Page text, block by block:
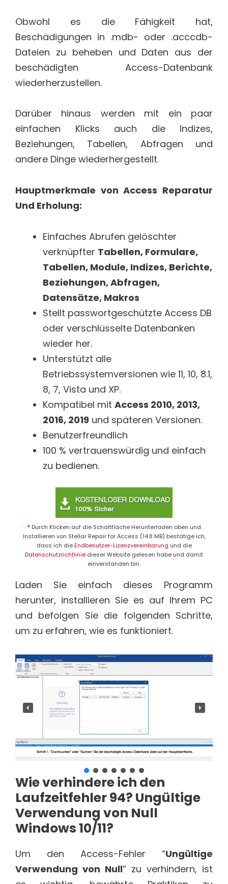
Obwohl es die Fähigkeit hat,
Beschädigungen in .mdb- oder .acccdb-
Dateien zu beheben und Daten aus der
beschädigten Access-Datenbank
wiederherzustellen.
Darüber hinaus werden mit ein paar
einfachen Klicks auch die Indizes,
Beziehungen, Tabellen, Abfragen und
andere Dinge wiederhergestellt.
Hauptmerkmale von Access Reparatur
Und Erholung:
Einfaches Abrufen gelöschter
verknüpfter Tabellen, Formulare,
Tabellen, Module, Indizes, Berichte,
Beziehungen, Abfragen,
Datensätze, Makros
Stellt passwortgeschützte Access DB
oder verschlüsselte Datenbanken
wieder her.
Unterstützt alle
Betriebssystemversionen wie 11, 10, 8.1,
8, 7, Vista und XP.
Kompatibel mit Access 2010, 2013,
2016, 2019 und späteren Versionen.
Benutzerfreundlich
100 % vertrauenswürdig und einfach
zu bedienen.
* Durch Klicken auf die Schaltfläche Herunterladen oben und
Installieren von Stellar Repair for Access (14.8 MB) bestätige ich,
dass ich dieEndbenutzer-Lizenzvereinbarung und die
Datenschutzrichtlinie dieser Website gelesen habe und damit
einverstanden bin.
Laden Sie einfach dieses Programm
herunter, installieren Sie es auf Ihrem PC
und befolgen Sie die folgenden Schritte,
um zu erfahren, wie es funktioniert.
Wie verhindere ich den
Laufzeitfehler 94? Ungültige
Verwendung von Null
Windows 10/11?
Um den Access-Fehler “Ungültige
Verwendung von Null” zu verhindern, ist